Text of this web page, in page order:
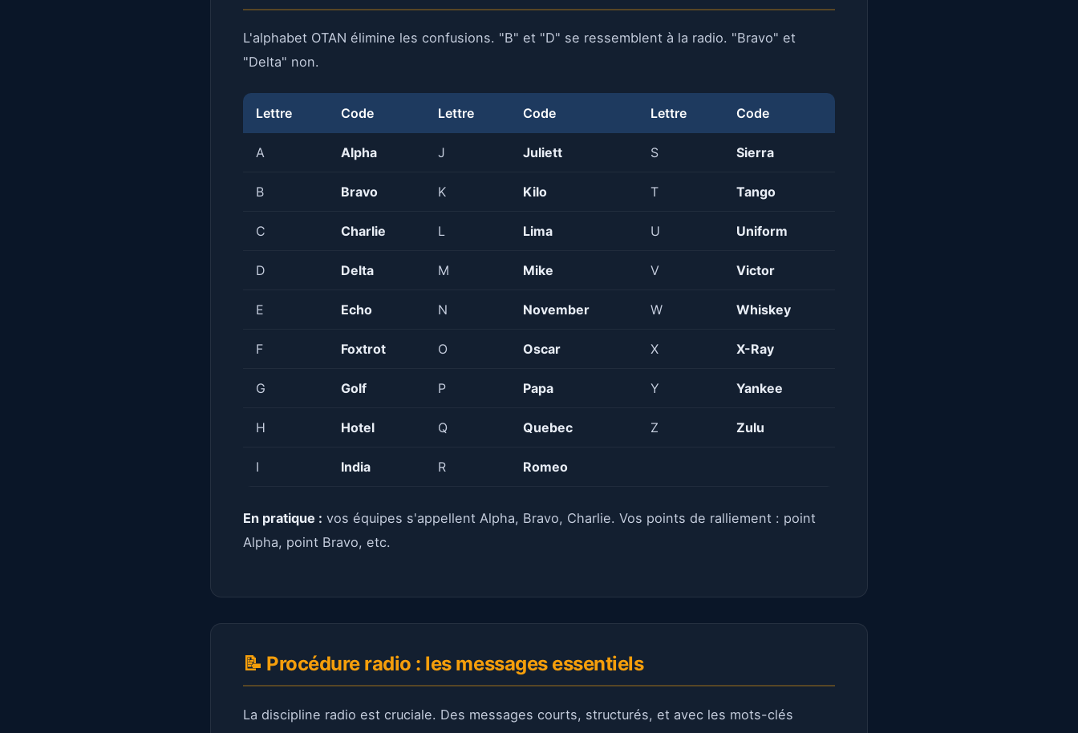
L'alphabet OTAN élimine les confusions. "B" et "D" se ressemblent à la radio. "Bravo" et
"Delta" non.
Lettre Code Lettre Code Lettre Code
A Alpha J Juliett S Sierra
B Bravo K Kilo T Tango
C Charlie L Lima U Uniform
D Delta M Mike V Victor
E Echo N November W Whiskey
F Foxtrot O Oscar X X-Ray
G Golf P Papa Y Yankee
H Hotel Q Quebec Z Zulu
I India R Romeo
En pratique : vos équipes s'appellent Alpha, Bravo, Charlie. Vos points de ralliement : point
Alpha, point Bravo, etc.
📝 Procédure radio : les messages essentiels
La discipline radio est cruciale. Des messages courts, structurés, et avec les mots-clés